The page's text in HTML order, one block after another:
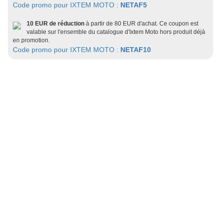
Code promo pour IXTEM MOTO : NETAF5
10 EUR de réduction à partir de 80 EUR d'achat. Ce coupon est
valable sur l'ensemble du catalogue d'Ixtem Moto hors produit déjà
en promotion.
Code promo pour IXTEM MOTO : NETAF10